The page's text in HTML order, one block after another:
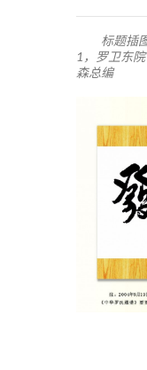
标题插
1，罗卫东
森总编